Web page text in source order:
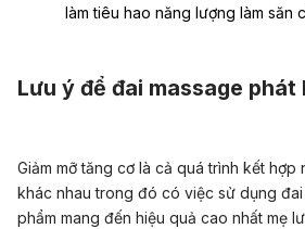
làm tiêu hao năng lượng làm săn
Lưu ý để đai massage
Giảm mỡ tăng cơ là cả quá trình kết hợp
khác nhau trong đó có việc sử dụng đai
phẩm mang đến hiệu quả cao nhất mẹ